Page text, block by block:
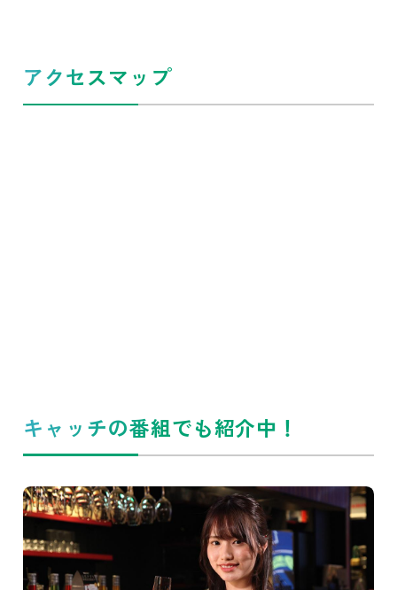
アクセスマップ
キャッチの番組でも紹介中！